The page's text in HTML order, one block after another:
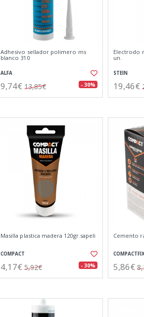
Adhesivo sellador polimero ms
blanco 310
ALFA
9,74€ 13,85€ - 30%
Electrodo
un.
STEIN
19,46€
Masilla plastica madera 120gr.sapeli
COMPACT
4,17€ 5,92€ - 30%
Cemento
5,86€